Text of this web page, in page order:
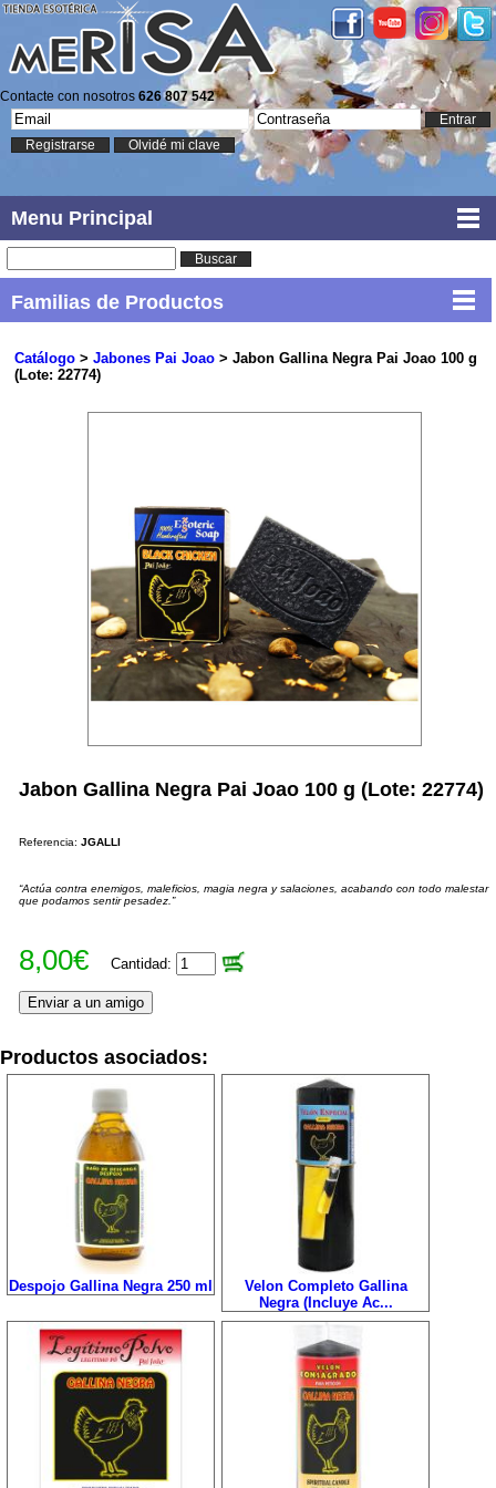
Contacte con nosotros 626 807 542
Entrar
Registrarse
Olvidé mi clave
Menu Principal
Buscar
Familias de Productos
Catálogo> Jabones Pai Joao> Jabon Gallina Negra Pai Joao 100 g
(Lote: 22774)
Jabon Gallina Negra Pai Joao 100 g (Lote: 22774)
Referencia:JGALLI
“Actúa contra enemigos, maleficios, magia negra y salaciones, acabando con todo malestar
que podamos sentir pesadez.”
8,00€ Cantidad:
Productos asociados:
Despojo Gallina Negra 250 ml
Velon Completo Gallina
Negra (Incluye Ac...